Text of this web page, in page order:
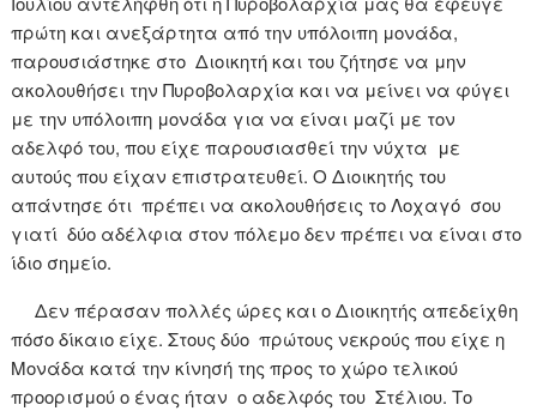
πρώτη και ανεξάρτητα από την υπόλοιπη μονάδα,
παρουσιάστηκε στο Διοικητή και του ζήτησε να μην
ακολουθήσει την Πυροβολαρχία και να μείνει να φύγει
με την υπόλοιπη μονάδα για να είναι μαζί με τον
αδελφό του, που είχε παρουσιασθεί την νύχτα με
αυτούς που είχαν επιστρατευθεί. Ο Διοικητής του
απάντησε ότι πρέπει να ακολουθήσεις το Λοχαγό σου
γιατί δύο αδέλφια στον πόλεμο δεν πρέπει να είναι στο
ίδιο σημείο.
Δεν πέρασαν πολλές ώρες και ο Διοικητής απεδείχθη
πόσο δίκαιο είχε. Στους δύο πρώτους νεκρούς που είχε η
Μονάδα κατά την κίνησή της προς το χώρο τελικού
προορισμού ο ένας ήταν ο αδελφός του Στέλιου. Το